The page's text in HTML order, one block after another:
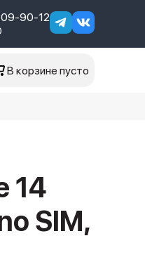
90-12
В корзине пусто
14
SIM,